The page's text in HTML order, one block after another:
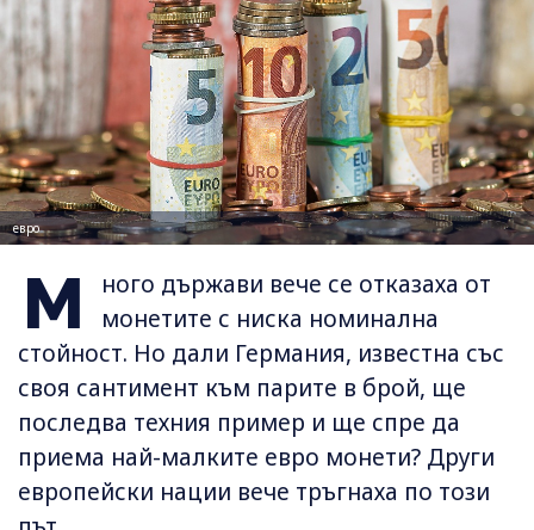
евро
М
ного държави вече се отказаха от
монетите с ниска номинална
стойност. Но дали Германия, известна със
своя сантимент към парите в брой, ще
последва техния пример и ще спре да
приема най-малките евро монети? Други
европейски нации вече тръгнаха по този